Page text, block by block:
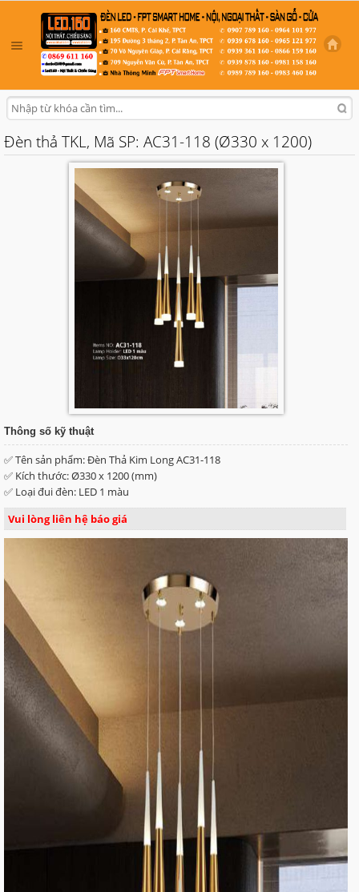
Đèn thả TKL, Mã SP: AC31-118 (Ø330 x 1200)
Thông số kỹ thuật
✅ Tên sản phẩm: Đèn Thả Kim Long AC31-118
✅ Kích thước: Ø330 x 1200 (mm)
✅ Loại đui đèn: LED 1 màu
Vui lòng liên hệ báo giá